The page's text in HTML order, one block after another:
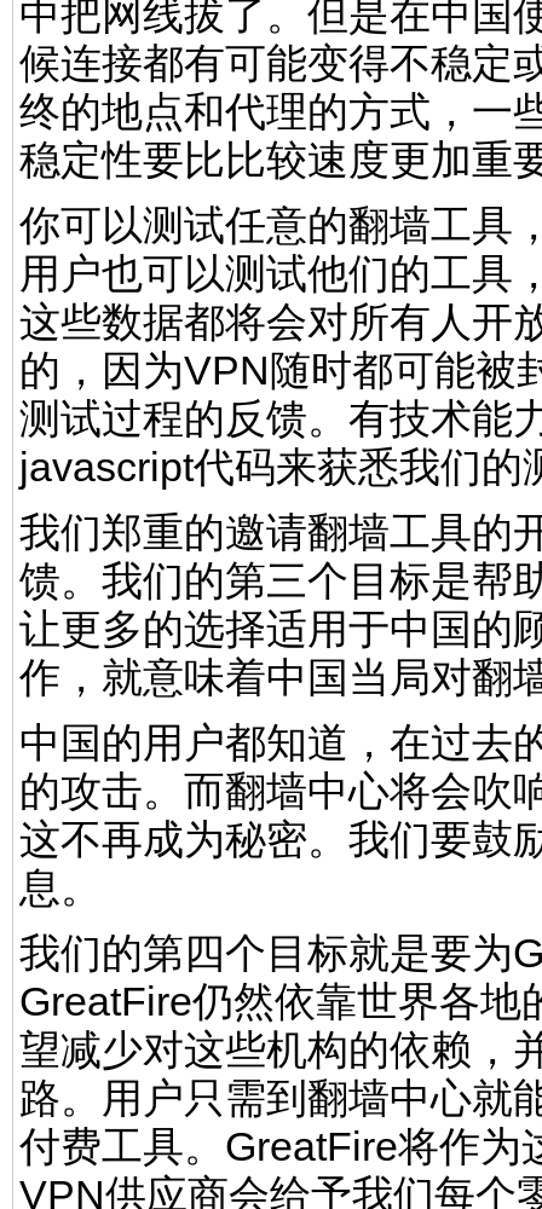
中把网线拔了。但是在中国
候连接都有可能变得不稳定
终的地点和代理的方式，一
稳定性要比比较速度更加重
你可以测试任意的翻墙工具
用户也可以测试他们的工具
这些数据都将会对所有人开
的，因为VPN随时都可能被
测试过程的反馈。有技术能
javascript代码来获悉我们的
我们郑重的邀请翻墙工具的
馈。我们的第三个目标是帮
让更多的选择适用于中国的
作，就意味着中国当局对翻
中国的用户都知道，在过去
的攻击。而翻墙中心将会吹
这不再成为秘密。我们要鼓
息。
我们的第四个目标就是要为
GreatFire仍然依靠世界各
望减少对这些机构的依赖，
路。用户只需到翻墙中心就
付费工具。GreatFire将作
VPN供应商会给予我们每个